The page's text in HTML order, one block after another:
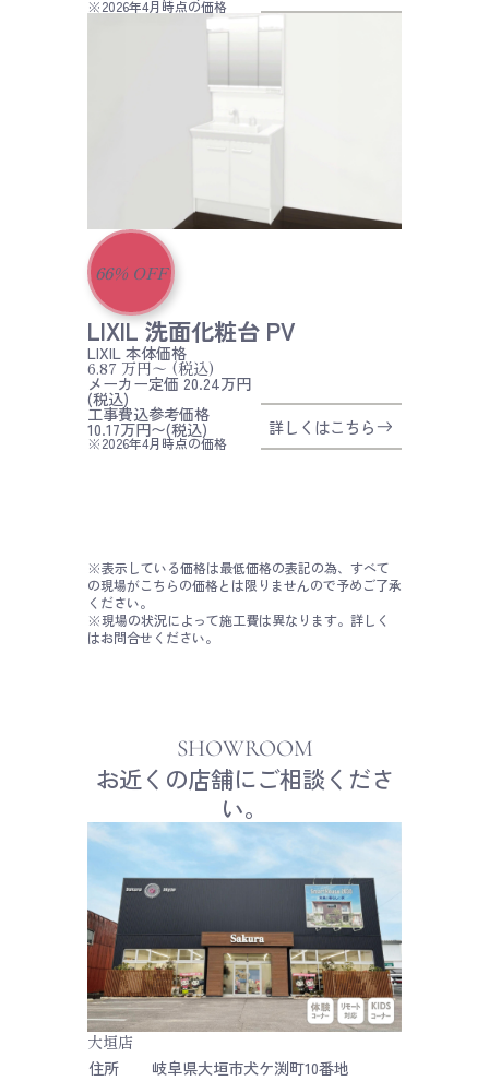
※2026年4月時点の価格
66% OFF
LIXIL 洗面化粧台 PV
LIXIL 本体価格
6.87 万円〜 (税込)
メーカー定価 20.24万円
(税込)
工事費込参考価格
10.17万円〜(税込)
※2026年4月時点の価格
詳しくはこちら
※表示している価格は最低価格の表記の為、すべて
の現場がこちらの価格とは限りませんので予めご了承
ください。
※現場の状況によって施工費は異なります。詳しく
はお問合せください。
SHOWROOM
お近くの店舗にご相談くださ
い。
大垣店
住所
岐阜県大垣市犬ケ渕町10番地